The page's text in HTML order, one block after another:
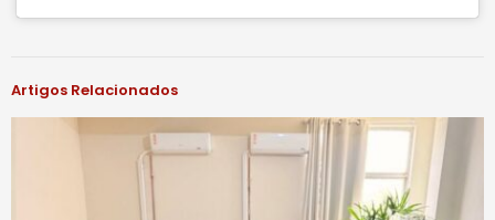
#notíciassbu
Artigos Relacionados